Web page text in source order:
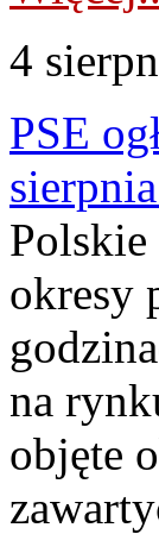
4
PSE
Polskie
okresy
na
objęte